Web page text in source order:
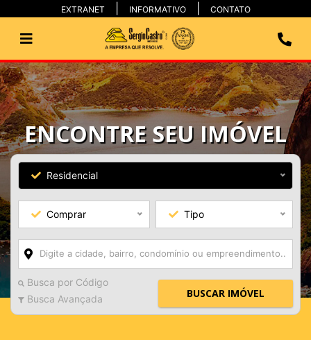
EXTRANET INFORMATIVO CONTATO
ENCONTRE SEU IMÓVEL
Residencial
Comprar Tipo
Busca por Código
Busca Avançada
BUSCAR IMÓVEL